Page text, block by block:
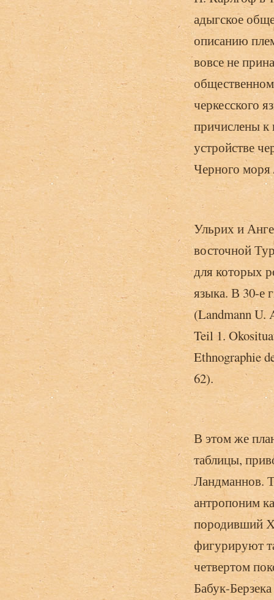
адыгское
описанию
вовсе не
черкесского
причислены к
устройстве
Черного моря
Ульрих и
восточной
для которых
языка. В 30-е
(Landmann U.
Teil 1.
Ethnographie
62).
В этом же
таблицы,
Ландманнов.
антропоним
породивший
фигурируют
четвертом
Бабук-